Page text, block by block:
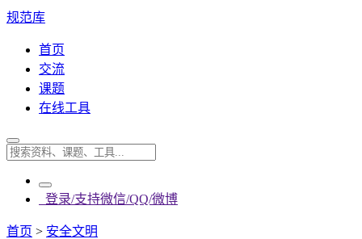
规范库
首页
交流
课题
在线工具
登录/支持微信/QQ/微博
首页 > 安全文明